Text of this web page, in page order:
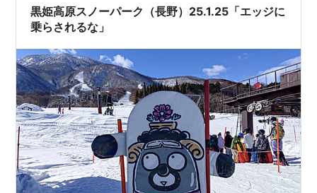
いでじっとしてました。 キャリアで固定できているの
で、安…
黒姫高原スノーパーク（長野）25.1.25「エッジに
乗らされるな」